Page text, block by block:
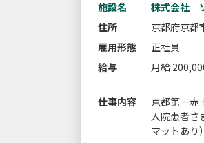
施設名
株式会社
住所
京都府京都
雇用形態
正社員
給与
月給
仕事内容
京都第一赤
入院患者さ
マットあり